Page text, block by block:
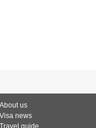
About us
Visa news
Travel guide